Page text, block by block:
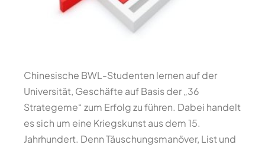
Chinesische BWL-Studenten lernen auf der
Universität, Geschäfte auf Basis der „36
Strategeme“ zum Erfolg zu führen. Dabei handelt
es sich um eine Kriegskunst aus dem 15.
Jahrhundert. Denn Täuschungsmanöver, List und